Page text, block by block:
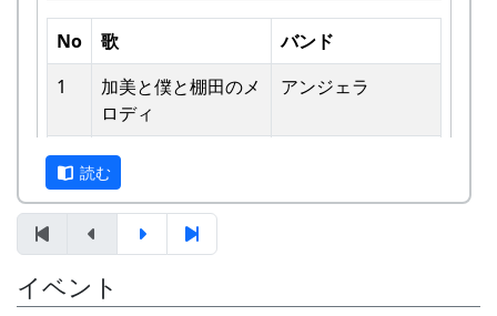
田んぼの真ん中で山積みの卵の箱を受け取り、バ
ンドメンバーで分けて持って帰ろうとしてたら、
他のバンドに目茶苦茶うらやましがられたのを覚
えています。
しばらくメンバーのお家では、おいしい“たまご
かけごはん”や“卵料理”を味わうことができ、「音
楽やっててよかったなあ」と思った瞬間でした
～。 (ポン四郎）
棚田のイネに
予告編
No 歌
バンド
1
加美と僕と棚⽥のメ
ロディ
アンジェラ
2 歌おうみんなで
ワンス・アンド・フ
ォーエバー
4 僕の中のふるさと
H CORPORATION
読む
イベント